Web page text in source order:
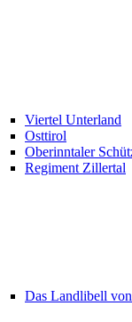
Viertel Unterland
Osttirol
Oberinntaler
Regiment Zillertal
Das Landlibell